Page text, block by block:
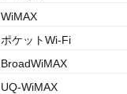
WiMAX
ポケットWi-Fi
BroadWiMAX
UQ-WiMAX